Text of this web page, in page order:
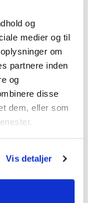
og
medier og til
om
partnere inden
og
disse
dem, eller som
Vis detaljer
759kr
samt at